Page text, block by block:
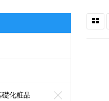
化粧品